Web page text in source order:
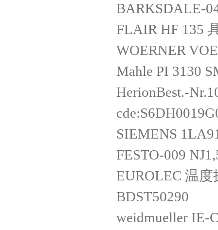
BARKSDALE-
FLAIR HF 135
WOERNER
Mahle PI 3130
HerionBest.-
SIEMENS
FESTO-009
EUROLEC 温度
BDST50290
weidmueller IE-